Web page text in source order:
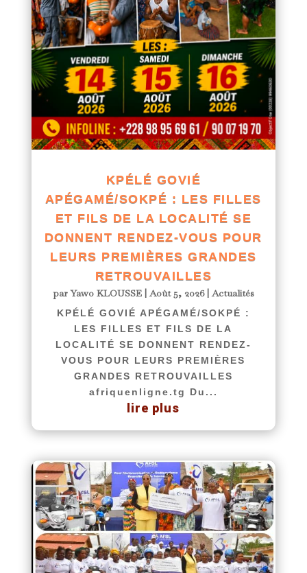
KPÉLÉ GOVIÉ
APÉGAMÉ/SOKPÉ : LES FILLES
ET FILS DE LA LOCALITÉ SE
DONNENT RENDEZ-VOUS POUR
LEURS PREMIÈRES GRANDES
RETROUVAILLES
parYawo KLOUSSE|Août 5, 2026|Actualités
KPÉLÉ GOVIÉ APÉGAMÉ/SOKPÉ :
LES FILLES ET FILS DE LA
LOCALITÉ SE DONNENT RENDEZ-
VOUS POUR LEURS PREMIÈRES
GRANDES RETROUVAILLES
afriquenligne.tg Du...
lire plus